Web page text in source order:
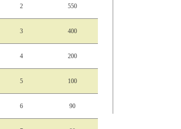
2 550
3 400
4 200
5 100
6 90